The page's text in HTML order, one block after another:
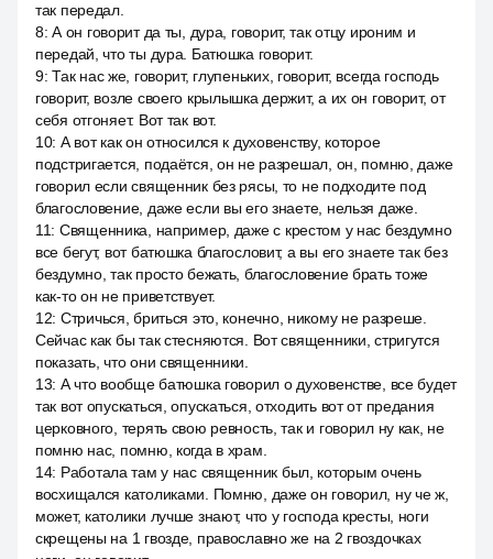
так передал.
8:А он говорит да ты, дура, говорит, так отцу ироним и
передай, что ты дура. Батюшка говорит.
9:Так нас же, говорит, глупеньких, говорит, всегда господь
говорит, возле своего крылышка держит, а их он говорит, от
себя отгоняет. Вот так вот.
10: А вот как он относился к духовенству, которое
подстригается, подаётся, он не разрешал, он, помню, даже
говорил если священник без рясы, то не подходите под
благословение, даже если вы его знаете, нельзя даже.
11: Священника, например, даже с крестом у нас бездумно
все бегут, вот батюшка благословит, а вы его знаете так без
бездумно, так просто бежать, благословение брать тоже
как-то он не приветствует.
12: Стричься, бриться это, конечно, никому не разреше.
Сейчас как бы так стесняются. Вот священники, стригутся
показать, что они священники.
13: А что вообще батюшка говорил о духовенстве, все будет
так вот опускаться, опускаться, отходить вот от предания
церковного, терять свою ревность, так и говорил ну как, не
помню нас, помню, когда в храм.
14: Работала там у нас священник был, которым очень
восхищался католиками. Помню, даже он говорил, ну че ж,
может, католики лучше знают, что у господа кресты, ноги
скрещены на 1 гвозде, православно же на 2 гвоздочках